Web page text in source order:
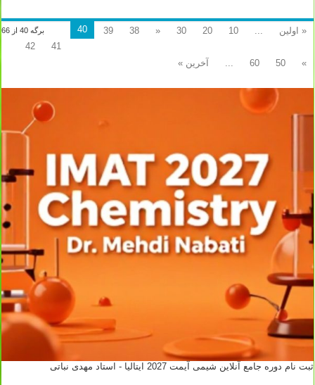
برگه 40 از 66 « اولین 10
20
30
«
38
39
40
41
42
»
50
60 آخرین »
ثبت نام دوره جامع آنلاین شیمی آیمت 2027 ایتالیا - استاد مهدی نباتی